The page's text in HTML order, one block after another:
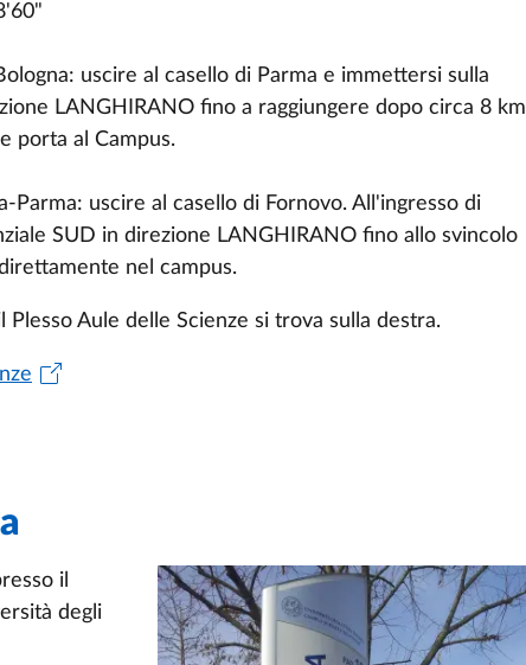
uscire al casello di Parma e immettersi sulla
LANGHIRANO fino a raggiungere dopo circa 8 km
porta al Campus.
Parma: uscire al casello di Fornovo. All'ingresso di
SUD in direzione LANGHIRANO fino allo svincolo
nel campus.
Aule delle Scienze si trova sulla destra.
il
degli